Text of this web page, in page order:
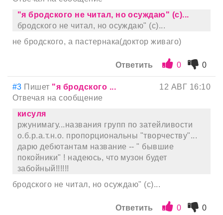
"я бродского не читал, но осуждаю" (с)...
бродского не читал, но осуждаю" (с)...
не бродского, а пастернака(доктор живаго)
Ответить 0 0
#3 Пишет "я бродского ...
12 АВГ 16:10
Отвечая на сообщение
кисуля
ржунимагу...названия групп по затейливости
о.б.р.а.т.н.о. пропорциональны "творчеству"...
дарю дебютантам название -- " бывшие
покойники" ! надеюсь, что музон будет
забойный!!!!!!
бродского не читал, но осуждаю" (с)...
Ответить 0 0